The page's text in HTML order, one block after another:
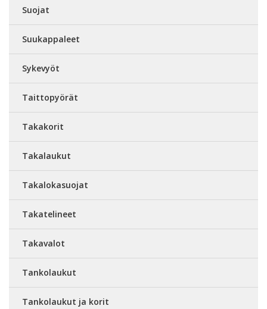
Suojat
Suukappaleet
Sykevyöt
Taittopyörät
Takakorit
Takalaukut
Takalokasuojat
Takatelineet
Takavalot
Tankolaukut
Tankolaukut ja korit